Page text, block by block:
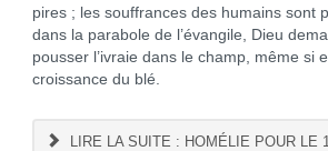
pires ; les souffrances des humains sont
dans la parabole de l’évangile, Dieu
pousser l’ivraie dans le champ, même si
croissance du blé.
LIRE LA SUITE : HOMÉLIE POUR LE